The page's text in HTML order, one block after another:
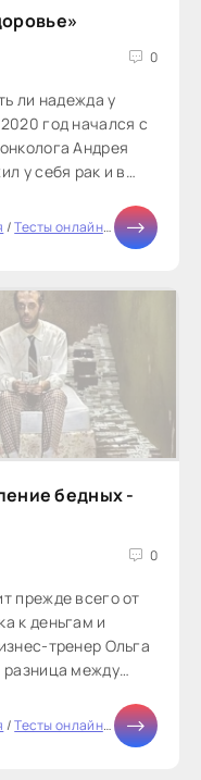
0
ли надежда у
год начался с
Андрея
у себя рак и в
/Тесты онлайн/Бизнес
бедных -
0
прежде всего от
к деньгам и
тренер Ольга
разница между
/Тесты онлайн/СТАТЬИ